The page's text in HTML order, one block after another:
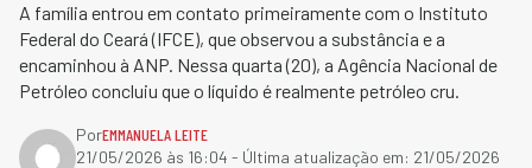
A família entrou em contato primeiramente com o Instituto
Federal do Ceará (IFCE), que observou a substância e a
encaminhou à ANP. Nessa quarta (20), a Agência Nacional de
Petróleo concluiu que o líquido é realmente petróleo cru.
PorEMMANUELA LEITE
21/05/2026 às 16:04 - Última atualização em: 21/05/2026